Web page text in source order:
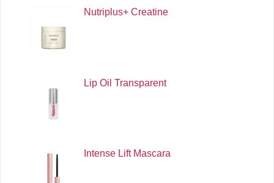
Nutriplus+ Creatine
Lip Oil Transparent
Intense Lift Mascara